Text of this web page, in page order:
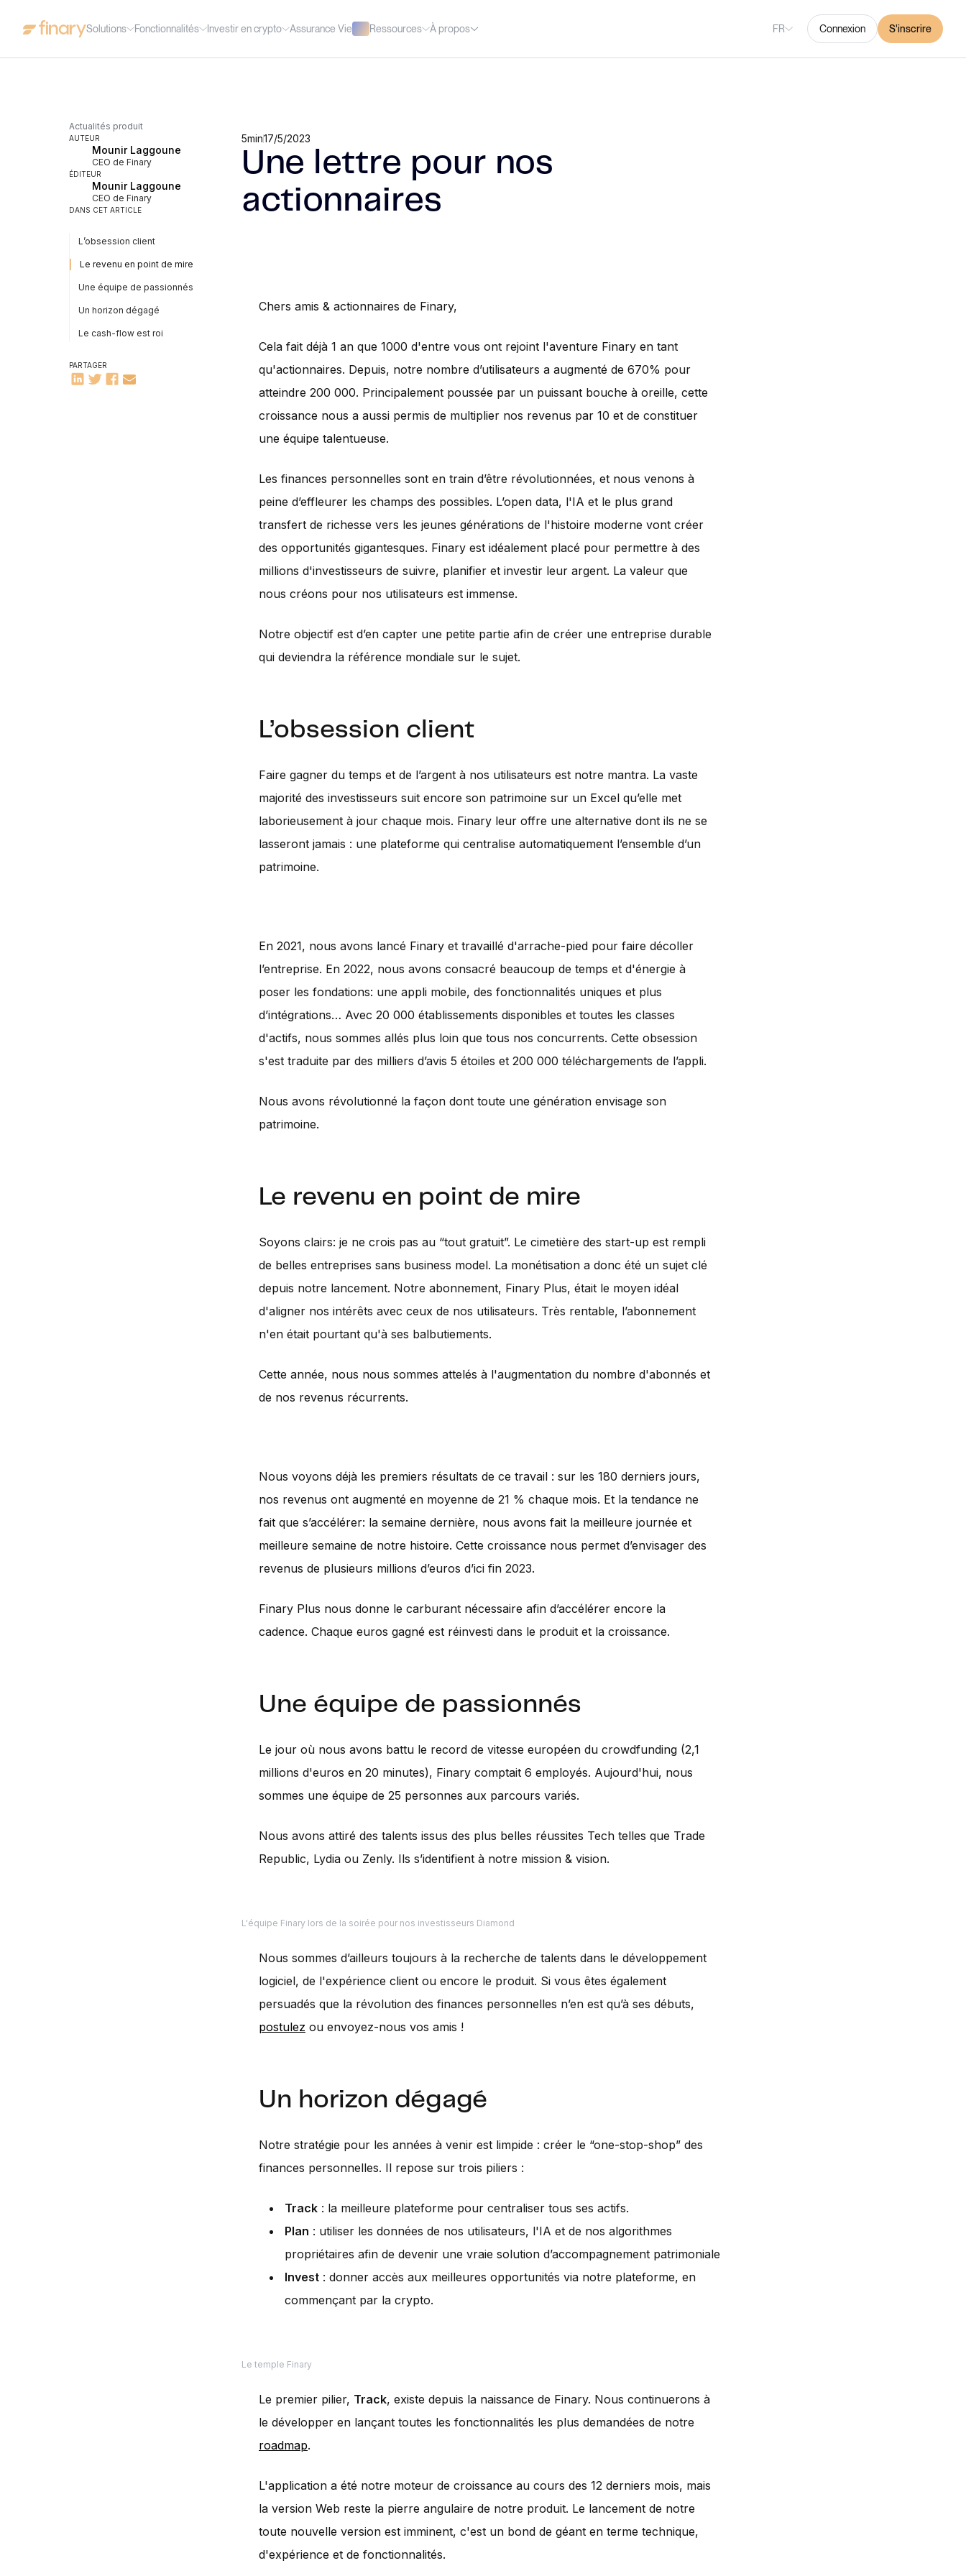
Solutions Fonctionnalités Investir en crypto Assurance Vie Ressources À propos FR Connexion S'inscrire
Actualités produit
AUTEUR
Mounir Laggoune
CEO de Finary
ÉDITEUR
Mounir Laggoune
CEO de Finary
DANS CET ARTICLE
L’obsession client
Le revenu en point de mire
Une équipe de passionnés
Un horizon dégagé
Le cash-flow est roi
PARTAGER
5min17/5/2023
Une lettre pour nos
actionnaires
Chers amis & actionnaires de Finary,
Cela fait déjà 1 an que 1000 d'entre vous ont rejoint l'aventure Finary en tant
qu'actionnaires. Depuis, notre nombre d’utilisateurs a augmenté de 670% pour
atteindre 200 000. Principalement poussée par un puissant bouche à oreille, cette
croissance nous a aussi permis de multiplier nos revenus par 10 et de constituer
une équipe talentueuse.
Les finances personnelles sont en train d’être révolutionnées, et nous venons à
peine d’effleurer les champs des possibles. L’open data, l'IA et le plus grand
transfert de richesse vers les jeunes générations de l'histoire moderne vont créer
des opportunités gigantesques. Finary est idéalement placé pour permettre à des
millions d'investisseurs de suivre, planifier et investir leur argent. La valeur que
nous créons pour nos utilisateurs est immense.
Notre objectif est d’en capter une petite partie afin de créer une entreprise durable
qui deviendra la référence mondiale sur le sujet.
L’obsession client
Faire gagner du temps et de l’argent à nos utilisateurs est notre mantra. La vaste
majorité des investisseurs suit encore son patrimoine sur un Excel qu’elle met
laborieusement à jour chaque mois. Finary leur offre une alternative dont ils ne se
lasseront jamais : une plateforme qui centralise automatiquement l’ensemble d’un
patrimoine.
En 2021, nous avons lancé Finary et travaillé d'arrache-pied pour faire décoller
l’entreprise. En 2022, nous avons consacré beaucoup de temps et d'énergie à
poser les fondations: une appli mobile, des fonctionnalités uniques et plus
d’intégrations… Avec 20 000 établissements disponibles et toutes les classes
d'actifs, nous sommes allés plus loin que tous nos concurrents. Cette obsession
s'est traduite par des milliers d’avis 5 étoiles et 200 000 téléchargements de l’appli.
Nous avons révolutionné la façon dont toute une génération envisage son
patrimoine.
Le revenu en point de mire
Soyons clairs: je ne crois pas au “tout gratuit”. Le cimetière des start-up est rempli
de belles entreprises sans business model. La monétisation a donc été un sujet clé
depuis notre lancement. Notre abonnement, Finary Plus, était le moyen idéal
d'aligner nos intérêts avec ceux de nos utilisateurs. Très rentable, l’abonnement
n'en était pourtant qu'à ses balbutiements.
Cette année, nous nous sommes attelés à l'augmentation du nombre d'abonnés et
de nos revenus récurrents.
Nous voyons déjà les premiers résultats de ce travail : sur les 180 derniers jours,
nos revenus ont augmenté en moyenne de 21 % chaque mois. Et la tendance ne
fait que s’accélérer: la semaine dernière, nous avons fait la meilleure journée et
meilleure semaine de notre histoire. Cette croissance nous permet d’envisager des
revenus de plusieurs millions d’euros d’ici fin 2023.
Finary Plus nous donne le carburant nécessaire afin d’accélérer encore la
cadence. Chaque euros gagné est réinvesti dans le produit et la croissance.
Une équipe de passionnés
Le jour où nous avons battu le record de vitesse européen du crowdfunding (2,1
millions d'euros en 20 minutes), Finary comptait 6 employés. Aujourd'hui, nous
sommes une équipe de 25 personnes aux parcours variés.
Nous avons attiré des talents issus des plus belles réussites Tech telles que Trade
Republic, Lydia ou Zenly. Ils s’identifient à notre mission & vision.
L'équipe Finary lors de la soirée pour nos investisseurs Diamond
Nous sommes d’ailleurs toujours à la recherche de talents dans le développement
logiciel, de l'expérience client ou encore le produit. Si vous êtes également
persuadés que la révolution des finances personnelles n’en est qu’à ses débuts,
postulez ou envoyez-nous vos amis !
Un horizon dégagé
Notre stratégie pour les années à venir est limpide : créer le “one-stop-shop” des
finances personnelles. Il repose sur trois piliers :
Track : la meilleure plateforme pour centraliser tous ses actifs.
Plan : utiliser les données de nos utilisateurs, l'IA et de nos algorithmes
propriétaires afin de devenir une vraie solution d’accompagnement patrimoniale
Invest : donner accès aux meilleures opportunités via notre plateforme, en
commençant par la crypto.
Le temple Finary
Le premier pilier, Track, existe depuis la naissance de Finary. Nous continuerons à
le développer en lançant toutes les fonctionnalités les plus demandées de notre
roadmap.
L'application a été notre moteur de croissance au cours des 12 derniers mois, mais
la version Web reste la pierre angulaire de notre produit. Le lancement de notre
toute nouvelle version est imminent, c'est un bond de géant en terme technique,
d'expérience et de fonctionnalités.